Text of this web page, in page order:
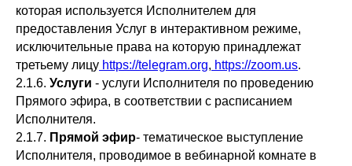
которая используется Исполнителем для
предоставления Услуг в интерактивном режиме,
исключительные права на которую принадлежат
третьему лицу https://telegram.org, https://zoom.us.
2.1.6. Услуги - услуги Исполнителя по проведению
Прямого эфира, в соответствии с расписанием
Исполнителя.
2.1.7. Прямой эфир- тематическое выступление
Исполнителя, проводимое в вебинарной комнате в